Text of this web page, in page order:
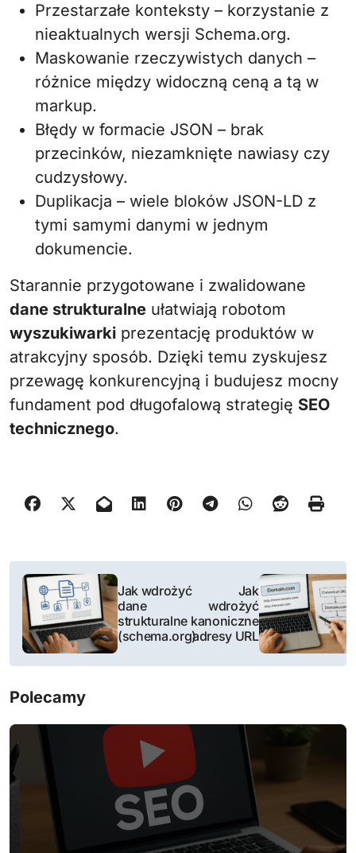
Przestarzałe konteksty – korzystanie z
nieaktualnych wersji Schema.org.
Maskowanie rzeczywistych danych –
różnice między widoczną ceną a tą w
markup.
Błędy w formacie JSON – brak
przecinków, niezamknięte nawiasy czy
cudzysłowy.
Duplikacja – wiele bloków JSON-LD z
tymi samymi danymi w jednym
dokumencie.
Starannie przygotowane i zwalidowane
dane strukturalne ułatwiają robotom
wyszukiwarki prezentację produktów w
atrakcyjny sposób. Dzięki temu zyskujesz
przewagę konkurencyjną i budujesz mocny
fundament pod długofalową strategię SEO
technicznego.
N
w
i
g
a
c
Jak wdrożyć
dane
strukturalne
(schema.org)
Jak
wdrożyć
kanoniczne
adresy URL
Polecamy